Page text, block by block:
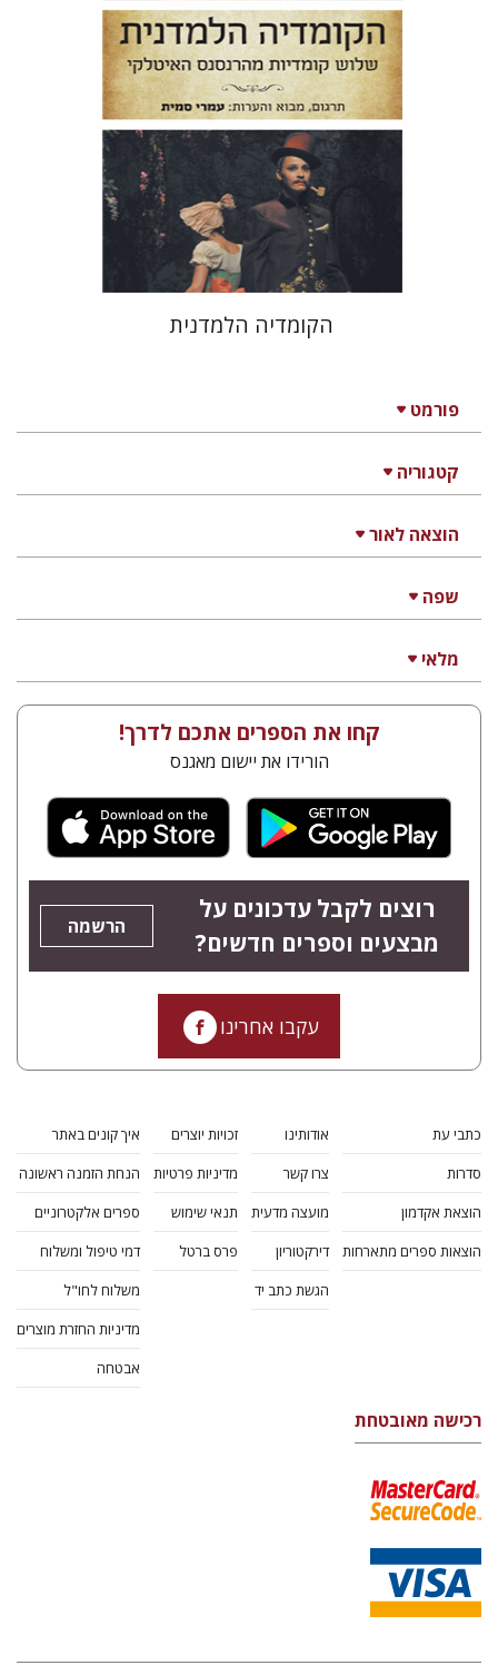
פורמט
קטגוריה
הוצאה לאור
שפה
מלאי
הנחת אתר ספר מודפס
$42
$38
הקומדיה הלמדנית
קחו את הספרים אתכם לדרך!
הורידו את יישום מאגנס
רוצים לקבל עדכונים על
מבצעים וספרים חדשים?
הרשמה
עקבו אחרינו
כתבי עת
סדרות
הוצאת אקדמון
הוצאות ספרים מתארחות
אודותינו
צרו קשר
מועצה מדעית
דירקטוריון
הגשת כתב יד
זכויות יוצרים
מדיניות פרטיות
תנאי שימוש
פרס ברטל
איך קונים באתר
הנחת הזמנה ראשונה
ספרים אלקטרוניים
דמי טיפול ומשלוח
משלוח לחו"ל
מדיניות החזרת מוצרים
אבטחה
רכישה מאובטחת